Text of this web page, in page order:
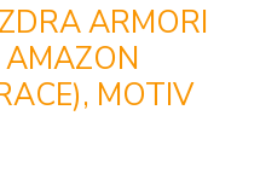
ARMORI
MOTIV